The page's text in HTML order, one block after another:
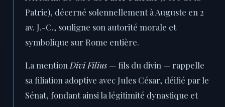
Patrie), décerné solennellement à Auguste en 2
av. J.-C., souligne son autorité morale et
symbolique sur Rome entière.
La mentionDivi Filius — fils du divin — rappelle
sa filiation adoptive avec Jules César, déifié par le
Sénat, fondant ainsi la légitimité dynastique et